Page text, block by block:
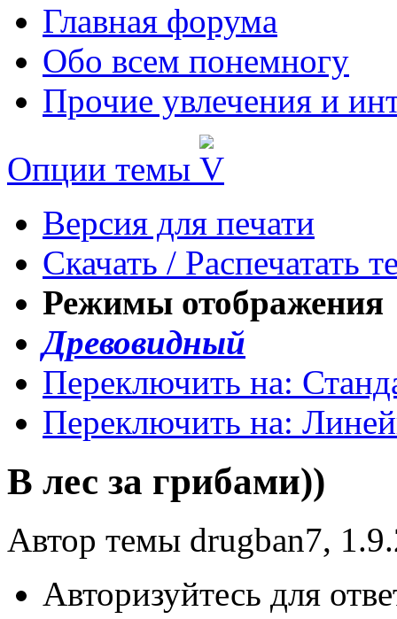
Главная форума
Обо всем понемногу
Прочие увлечения и
Опции темы
Версия для печати
Скачать / Распечатать
Режимы отображения
Древовидный
Переключить на:
Переключить на:
В лес за грибами))
Автор темы drugban7,
Авторизуйтесь для